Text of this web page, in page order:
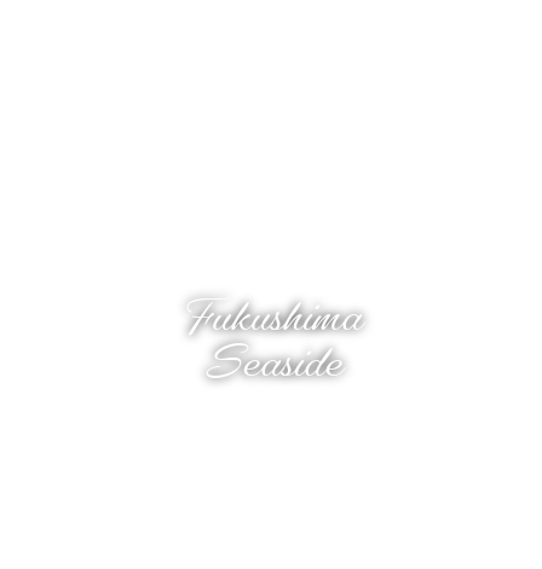
Fukushima
Seaside